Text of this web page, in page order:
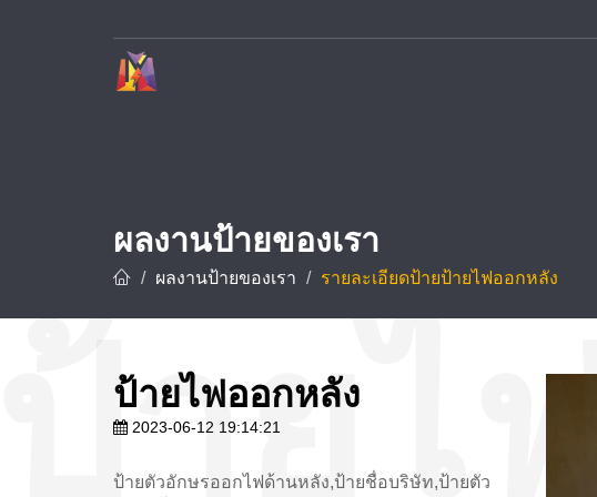
ผลงานป้ายของเรา
ผลงานป้ายของเรา รายละเอียดป้ายป้ายไฟออกหลัง
ป้ายไฟออกหลัง
2023-06-12 19:14:21
ป้ายตัวอักษรออกไฟด้านหลัง,ป้ายชื่อบริษัท,ป้ายตัว